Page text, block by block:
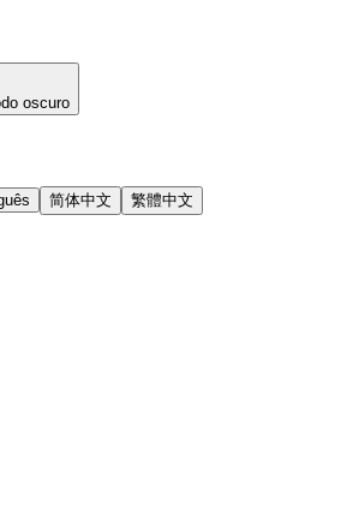
oscuro
简体中文 繁體中文